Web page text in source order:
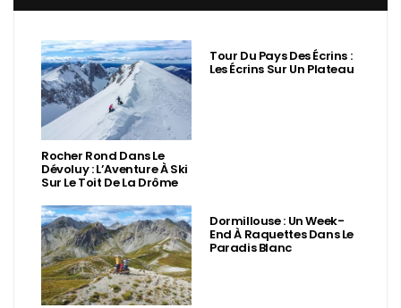
Rocher Rond Dans Le
Dévoluy : L’Aventure À Ski
Sur Le Toit De La Drôme
Tour Du Pays Des Écrins :
Les Écrins Sur Un Plateau
Dormillouse : Un Week-
End À Raquettes Dans Le
Paradis Blanc